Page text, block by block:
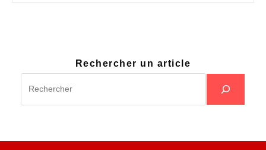
Rechercher un article